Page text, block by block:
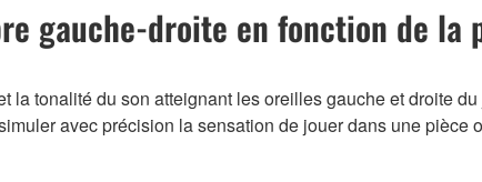
gauche-droite en fonction de la
la tonalité du son atteignant les oreilles gauche et droite
avec précision la sensation de jouer dans une pièce